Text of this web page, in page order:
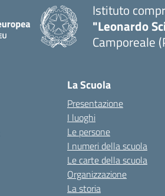
Istituto
"Leonardo
Camporeale
La Scuola
Presentazione
I luoghi
Le persone
I numeri della scuola
Le carte della scuola
Organizzazione
La storia